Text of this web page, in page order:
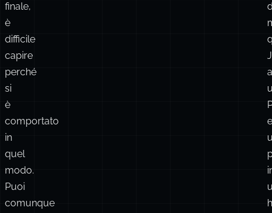
finale,
è
difficile
capire
perché
si
è
comportato
in
quel
modo.
Puoi
comunque